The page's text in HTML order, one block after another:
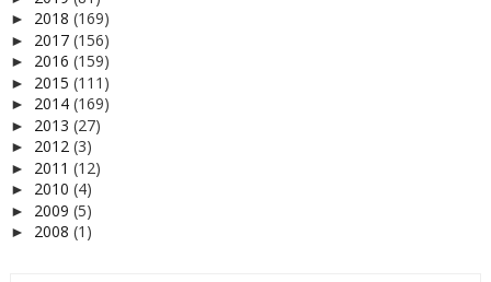
► 2018 (169)
► 2017 (156)
► 2016 (159)
► 2015 (111)
► 2014 (169)
► 2013 (27)
► 2012 (3)
► 2011 (12)
► 2010 (4)
► 2009 (5)
► 2008 (1)